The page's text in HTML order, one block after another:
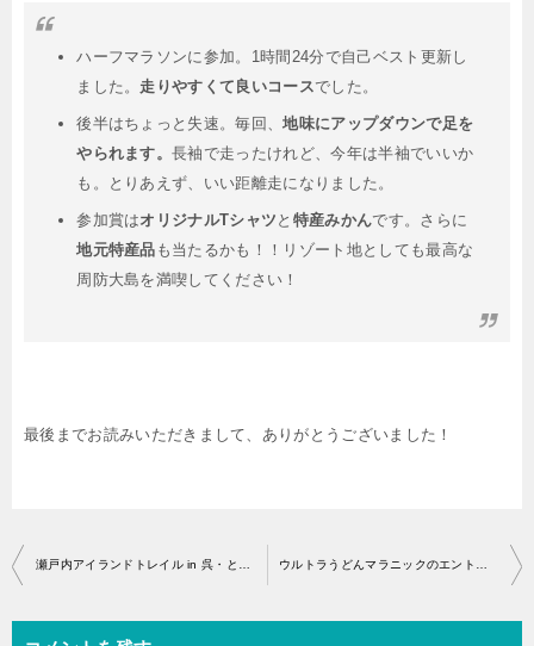
ハーフマラソンに参加。1時間24分で自己ベスト更新し
ました。 走りやすくて良いコースでした。
後半はちょっと失速。毎回、地味にアップダウンで足を
やられます。長袖で走ったけれど、今年は半袖でいいか
も。とりあえず、いい距離走になりました。
参加賞はオリジナルTシャツ と 特産みかんです。さらに
地元特産品 も当たるかも！！リゾート地としても最高な
周防大島を満喫してください！
最後までお読みいただきまして、ありがとうございました！
投
稿
ナ